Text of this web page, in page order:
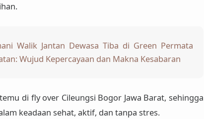
Walik Jantan Dewasa Tiba di Green Permata
Wujud Kepercayaan dan Makna Kesabaran
di fly over Cileungsi Bogor Jawa Barat, sehingga
keadaan sehat, aktif, dan tanpa stres.